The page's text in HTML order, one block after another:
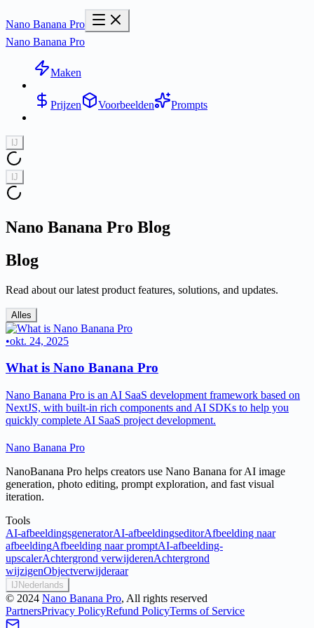
Nano Banana Pro
Nano Banana Pro
Maken
Prijzen Voorbeelden Prompts
Ĳ
Ĳ
Nano Banana Pro Blog
Blog
Read about our latest product features, solutions, and updates.
Alles
•okt. 24, 2025
What is Nano Banana Pro
Nano Banana Pro is an AI SaaS development framework based on
NextJS, with built-in rich components and AI SDKs to help you
quickly complete AI SaaS project development.
Nano Banana Pro
NanoBanana Pro helps creators use Nano Banana for AI image
generation, photo editing, prompt exploration, and fast visual
iteration.
Tools
AI-afbeeldingsgeneratorAI-afbeeldingseditorAfbeelding naar
afbeeldingAfbeelding naar promptAI-afbeelding-
upscalerAchtergrond verwijderenAchtergrond
wijzigenObjectverwijderaar
Ĳ Nederlands
© 2024 Nano Banana Pro, All rights reserved
PartnersPrivacy PolicyRefund PolicyTerms of Service